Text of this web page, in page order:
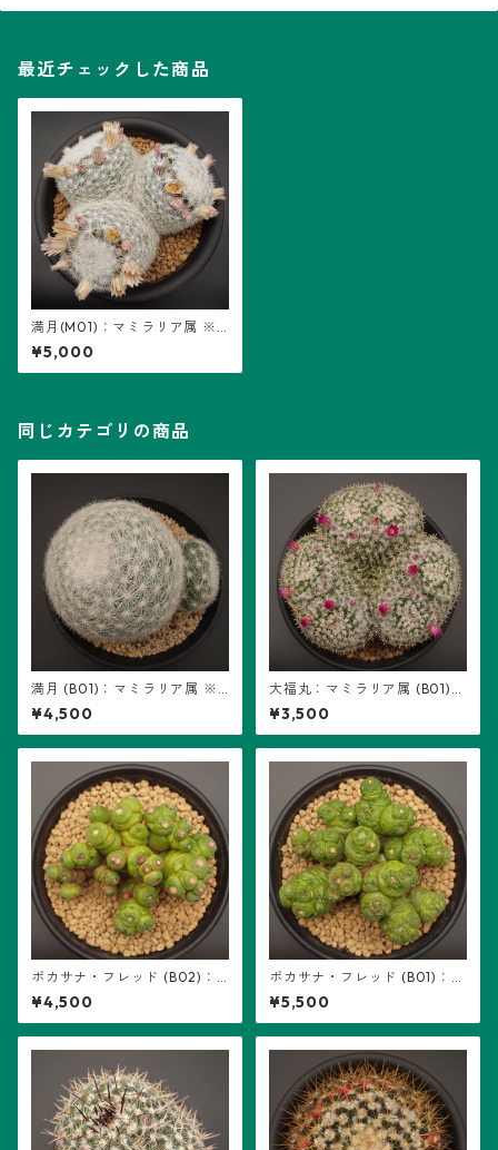
最近チェックした商品
満月(M01)：マミラリア属 ※
実生
¥5,000
同じカテゴリの商品
満月 (B01)：マミラリア属 ※
実生
¥4,500
大福丸：マミラリア属 (B01)
※実生
¥3,500
ボカサナ・フレッド (B02)：
マミラリア属 ※実生
¥4,500
ボカサナ・フレッド (B01)：マ
ミラリア属 ※実生
¥5,500